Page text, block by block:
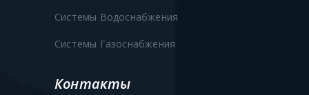
Системы Водоснабжения
Системы Газоснабжения
Контакты